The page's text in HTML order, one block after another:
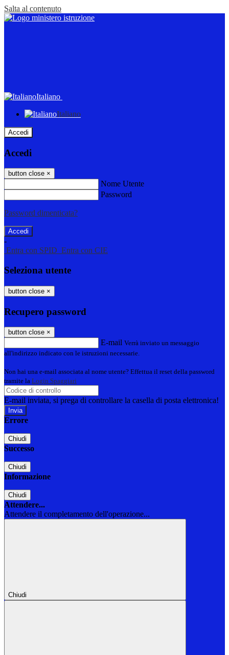
Salta al contenuto
Italiano
Italiano
Accedi
Accedi
button close ×
Nome Utente
Password
Password dimenticata?
-
Entra con SPID Entra con CIE
Seleziona utente
button close ×
Recupero password
button close ×
E-mail Verrà inviato un messaggio
all'indirizzo indicato con le istruzioni necessarie.
Non hai una e-mail associata al nome utente? Effettua il reset della password
tramite la Login Spaggiari
E-mail inviata, si prega di controllare la casella di posta elettronica!
Errore
Chiudi
Successo
Chiudi
Informazione
Chiudi
Attendere...
Attendere il completamento dell'operazione...
Chiudi